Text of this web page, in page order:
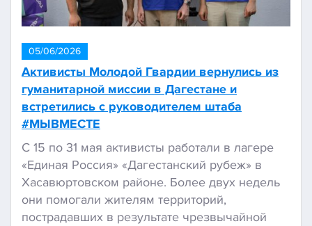
05/06/2026
Активисты Молодой Гвардии вернулись из
гуманитарной миссии в Дагестане и
встретились с руководителем штаба
#МЫВМЕСТЕ
С 15 по 31 мая активисты работали в лагере
«Единая Россия» «Дагестанский рубеж» в
Хасавюртовском районе. Более двух недель
они помогали жителям территорий,
пострадавших в результате чрезвычайной